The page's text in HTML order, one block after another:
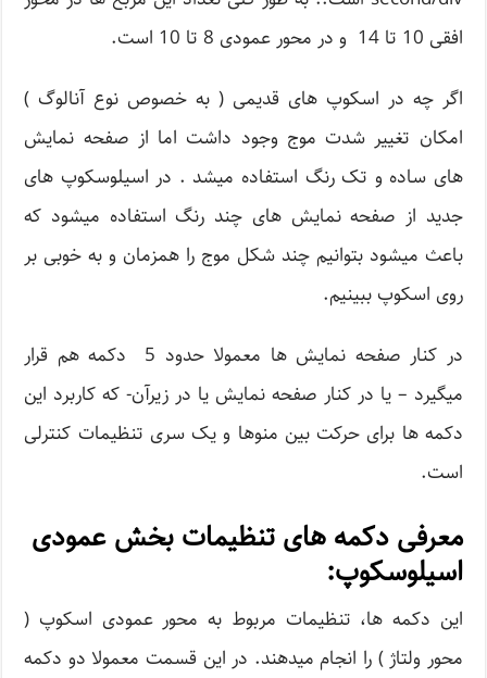
افقی 10 تا 14 و در محور عمودی 8 تا 10 است.
اگر چه در اسکوپ های قدیمی ( به خصوص نوع آنالوگ )
امکان تغییر شدت موج وجود داشت اما از صفحه نمایش
های ساده و تک رنگ استفاده میشد . در اسیلوسکوپ های
جدید از صفحه نمایش های چند رنگ استفاده میشود که
باعث میشود بتوانیم چند شکل موج را همزمان و به خوبی بر
روی اسکوپ ببینیم.
در کنار صفحه نمایش ها معمولا حدود 5 دکمه هم قرار
میگیرد – یا در کنار صفحه نمایش یا در زیرآن- که کاربرد این
دکمه ها برای حرکت بین منوها و یک سری تنظیمات کنترلی
است.
معرفی دکمه های تنظیمات بخش عمودی
اسیلوسکوپ:
این دکمه ها، تنظیمات مربوط به محور عمودی اسکوپ (
محور ولتاژ ) را انجام میدهند. در این قسمت معمولا دو دکمه